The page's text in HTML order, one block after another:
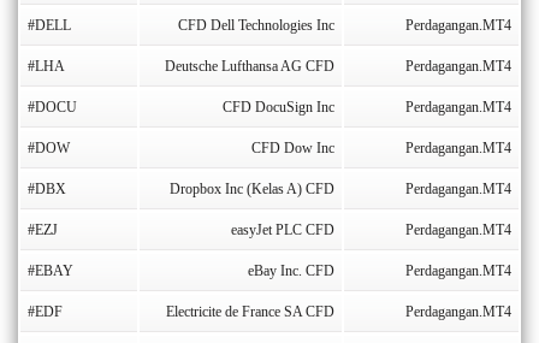
#DELL CFD Dell Technologies Inc Perdagangan.MT4
#LHA Deutsche Lufthansa AG CFD Perdagangan.MT4
#DOCU CFD DocuSign Inc Perdagangan.MT4
#DOW CFD Dow Inc Perdagangan.MT4
#DBX Dropbox Inc (Kelas A) CFD Perdagangan.MT4
#EZJ easyJet PLC CFD Perdagangan.MT4
#EBAY eBay Inc. CFD Perdagangan.MT4
#EDF Electricite de France SA CFD Perdagangan.MT4